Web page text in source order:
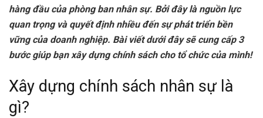
hàng đầu của phòng ban nhân sự. Bởi đây là nguồn lực
quan trọng và quyết định nhiều đến sự phát triển bền
vững của doanh nghiệp. Bài viết dưới đây sẽ cung cấp 3
bước giúp bạn xây dựng chính sách cho tổ chức của mình!
Xây dựng chính sách nhân sự là
gì?